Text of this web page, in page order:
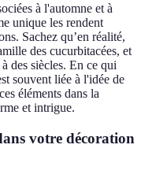
à l'automne et à
unique les rendent
Sachez qu’en réalité,
des cucurbitacées, et
des siècles. En ce qui
souvent liée à l'idée de
éléments dans la
et intrigue.
votre décoration